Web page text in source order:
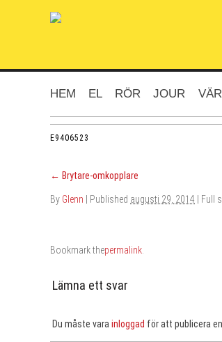
HEM EL RÖR JOUR
E9406523
← Brytare-omkopplare
By Glenn Published augusti 29, 2014 | Full
Bookmark thepermalink
Lämna ett svar
Du måste vara inloggad för att publicera